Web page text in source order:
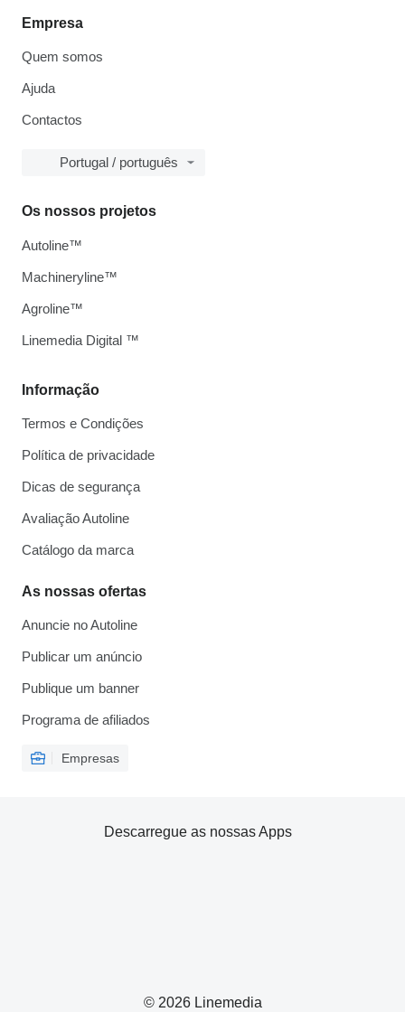
Empresa
Quem somos
Ajuda
Contactos
Portugal / português
Informação
Termos e Condições
Política de privacidade
Dicas de segurança
Avaliação Autoline
Catálogo da marca
As nossas ofertas
Anuncie no Autoline
Publicar um anúncio
Publique um banner
Programa de afiliados
Empresas
Os nossos projetos
Autoline™
Machineryline™
Agroline™
Linemedia Digital ™
© 2026 Linemedia
Descarregue as nossas Apps